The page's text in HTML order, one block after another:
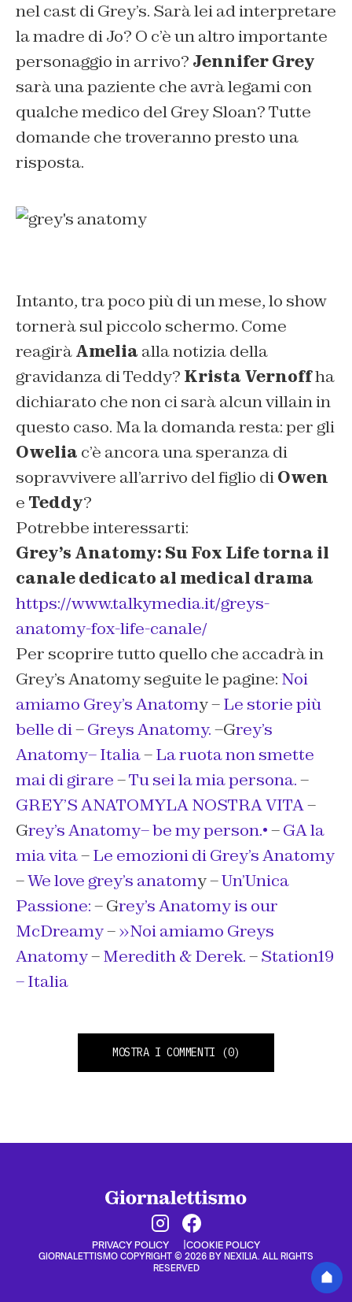
nel cast di Grey’s. Sarà lei ad interpretare
la madre di Jo? O c’è un altro importante
personaggio in arrivo? Jennifer Grey
sarà una paziente che avrà legami con
qualche medico del Grey Sloan? Tutte
domande che troveranno presto una
risposta.
Intanto, tra poco più di un mese, lo show
tornerà sul piccolo schermo. Come
reagiràAmelia alla notizia della
gravidanza di Teddy? Krista Vernoffha
dichiarato che non ci sarà alcun villain in
questo caso. Ma la domanda resta: per gli
Owelia c’è ancora una speranza di
sopravvivere all’arrivo del figlio diOwen
e Teddy?
Potrebbe interessarti:
Grey’s Anatomy: Su Fox Life torna il
canale dedicato al medical drama
https://www.talkymedia.it/greys-
anatomy-fox-life-canale/
Per scoprire tutto quello che accadrà in
Grey’s Anatomy seguite le pagine: Noi
amiamo Grey’s Anatomy –Le storie più
belle di–Greys Anatomy.–Grey’s
Anatomy– Italia–La ruota non smette
mai di girare–Tu sei la mia persona.–
GREY’S ANATOMYLA NOSTRA VITA–
Grey’s Anatomy– be my person.•–GA la
mia vita–Le emozioni di Grey’s Anatomy
–We love grey’s anatomy –Un’Unica
Passione:– Grey’s Anatomy is our
McDreamy–»Noi amiamo Greys
Anatomy–Meredith & Derek.–Station19
– Italia
MOSTRA I COMMENTI (0)
PRIVACY POLICY COOKIE POLICY
GIORNALETTISMO COPYRIGHT © 2026 BY NEXILIA. ALL RIGHTS
RESERVED